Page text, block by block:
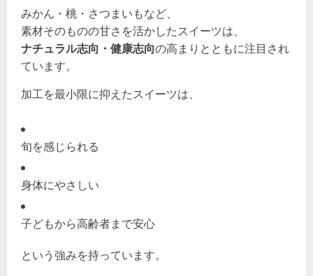
みかん・桃・さつまいもなど、
素材そのものの甘さを活かしたスイーツは、
ナチュラル志向・健康志向の高まりとともに注目され
ています。
加工を最小限に抑えたスイーツは、
旬を感じられる
身体にやさしい
子どもから高齢者まで安心
という強みを持っています。